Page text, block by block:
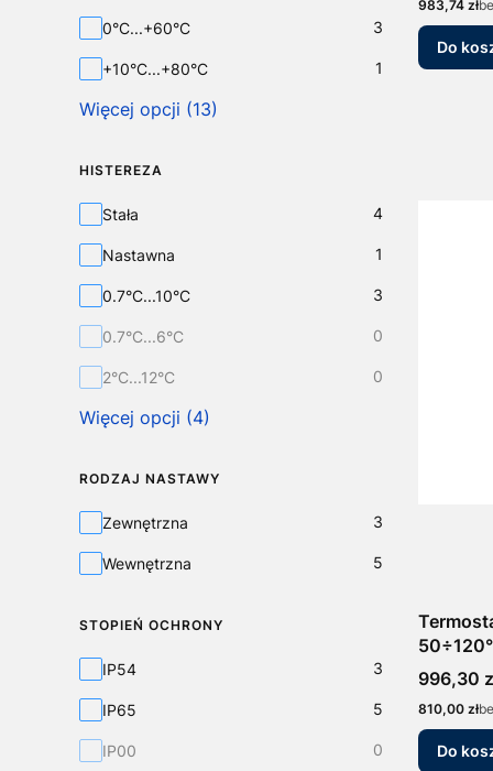
0°C...+60°C 3
+10°C...+80°C 1
Więcej opcji (13)
HISTEREZA
Histereza
Stała 4
Nastawna 1
0.7°C...10°C 3
0.7°C...6°C 0
2°C...12°C 0
Więcej opcji (4)
RODZAJ NASTAWY
Rodzaj Nastawy
Zewnętrzna 3
Wewnętrzna 5
STOPIEŃ OCHRONY
Stopień Ochrony
IP54 3
IP65 5
IP00 0
Cena
983,74 zł
Do
Cena
996,30
Cena
810,00 zł
Do